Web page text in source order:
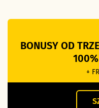
BONUSY OD
+